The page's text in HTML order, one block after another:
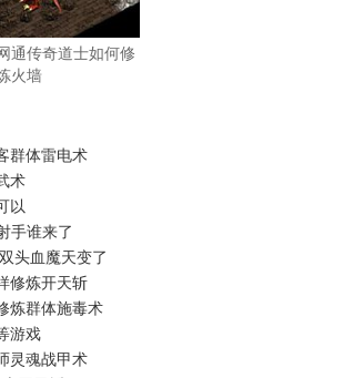
通传奇道士如何修
火墙
群体雷电术
术
以
手谁来了
头血魔天变了
修炼开天斩
炼群体施毒术
游戏
灵魂战甲术